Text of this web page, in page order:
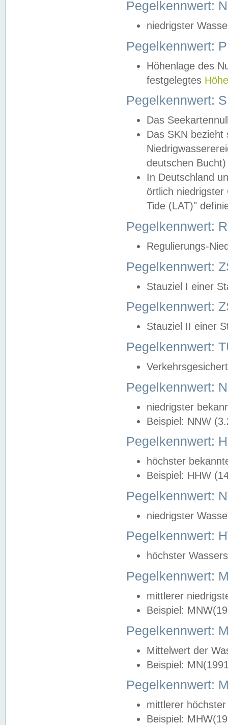
Pegelkennwert:
niedrigster
Pegelkennwert:
Höhenlage des
festgelegtes
Pegelkennwert:
Das
Das SKN
deutschen
In Deutschland
örtlich
Tide (LAT)"
Pegelkennwert:
Regulierungs-
Pegelkennwert:
Stauziel I einer
Pegelkennwert:
Stauziel II einer
Pegelkennwert:
Pegelkennwert:
niedrigster
Beispiel: NNW
Pegelkennwert:
höchster
Beispiel: HHW
Pegelkennwert:
niedrigster
Pegelkennwert:
höchster
Pegelkennwert:
mittlerer
Beispiel:
Pegelkennwert:
Mittelwert der
Beispiel:
Pegelkennwert:
mittlerer
Beispiel: